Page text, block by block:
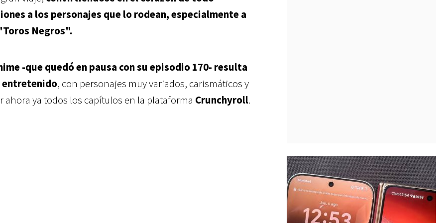
a los personajes que lo rodean, especialmente a
Negros".
-que quedó en pausa con su episodio 170- resulta
entretenido, con personajes muy variados, carismáticos y
ya todos los capítulos en la plataforma Crunchyroll.